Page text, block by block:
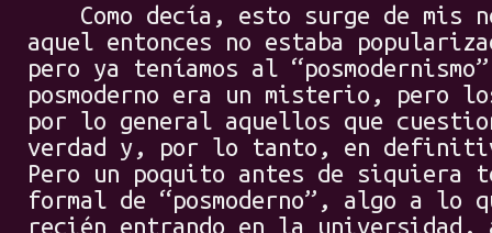
Como decía, esto surge de mis
aquel entonces no estaba
pero ya teníamos al
posmoderno era un misterio, pero
por lo general aquellos que
verdad y, por lo tanto, en
Pero un poquito antes de siquiera
formal de “posmoderno”, algo a lo
recién entrando en la